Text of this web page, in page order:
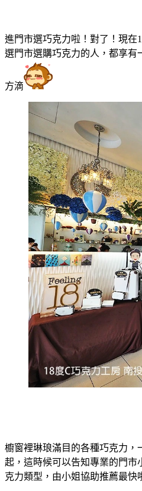
進門市選巧克力啦！對了！現在
選門市選購巧克力的人，都享有
方滴
櫥窗裡琳琅滿目的各種巧克力，
起，這時候可以告知專業的門市
克力類型，由小姐協助推薦最快